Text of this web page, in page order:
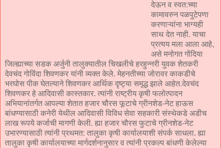
देऊन व स्वत:च्या
कामावरुन पळपुटेपणा
करणाऱ्यांना भाग्यही
साथ देत नाही. याचा
प्रत्यय मला आला आहे,
असे मनोगत गोंदिया
जिल्ह्याच्या सडक अर्जुनी तालुक्यातील चिखलीचे हरहुन्नरी युवक शेतकरी
देवचंद गोविंदा शिवणकर यांनी व्यक्त केले. मेहनतीच्या जोरावर काकडीचे
भरघोस पीक घेतल्याने शिवणकर आर्थिक दृष्ट्या समृद्ध झाले आहेत.देवचंद
शिवणकर हे आदिवासी कास्तकार. त्यांनी राष्ट्रीय कृषी फलोत्पादन
अभियानांतर्गत आपल्या शेतात हजार चौरस फूटाचे ग्रीनशेड-नेट हाऊस
बांधण्यासाठी कनेरी येथील आदिवासी विविध सेवा सहकारी संस्थेकडे अडीच
लाख रूपये कर्जाची मागणी केली. ह्या हजार चौरस फुटाचे ग्रीनशेड-नेट
उभारण्यासाठी त्यांनी प्रथमत: तालुका कृषी कार्यालयाशी संपर्क साधला. ह्या
तालुका कृषी कार्यालयाच्या मार्गदर्शनानुसार व त्यांनी प्रकल्प बांधणी केलेल्या